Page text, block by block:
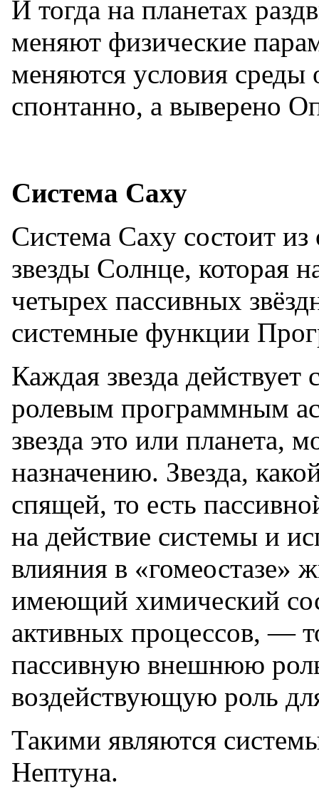
И тогда на планетах
меняют физические
меняются условия среды
спонтанно, а выверено
Система Саху
Система Саху состоит
звезды Солнце, которая
четырех пассивных
системные функции
Каждая звезда действует
ролевым программным
звезда это или планета,
назначению. Звезда,
спящей, то есть
на действие системы и
влияния в «гомеостазе»
имеющий химический
активных процессов, —
пассивную внешнюю
воздействующую роль
Такими являются
Нептуна.